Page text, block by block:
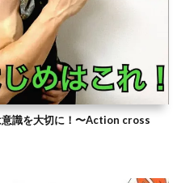
意識を大切に！〜Action cross